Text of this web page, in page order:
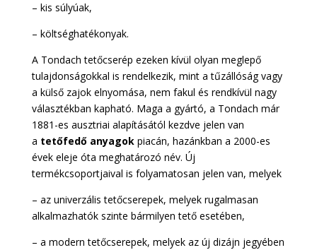
– kis súlyúak,
– költséghatékonyak.
A Tondach tetőcserép ezeken kívül olyan meglepő
tulajdonságokkal is rendelkezik, mint a tűzállóság vagy
a külső zajok elnyomása, nem fakul és rendkívül nagy
választékban kapható. Maga a gyártó, a Tondach már
1881-es ausztriai alapításától kezdve jelen van
a tetőfedő anyagokpiacán, hazánkban a 2000-es
évek eleje óta meghatározó név. Új
termékcsoportjaival is folyamatosan jelen van, melyek
– az univerzális tetőcserepek, melyek rugalmasan
alkalmazhatók szinte bármilyen tető esetében,
– a modern tetőcserepek, melyek az új dizájn jegyében